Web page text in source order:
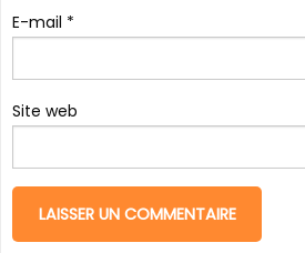
E-mail *
Site web